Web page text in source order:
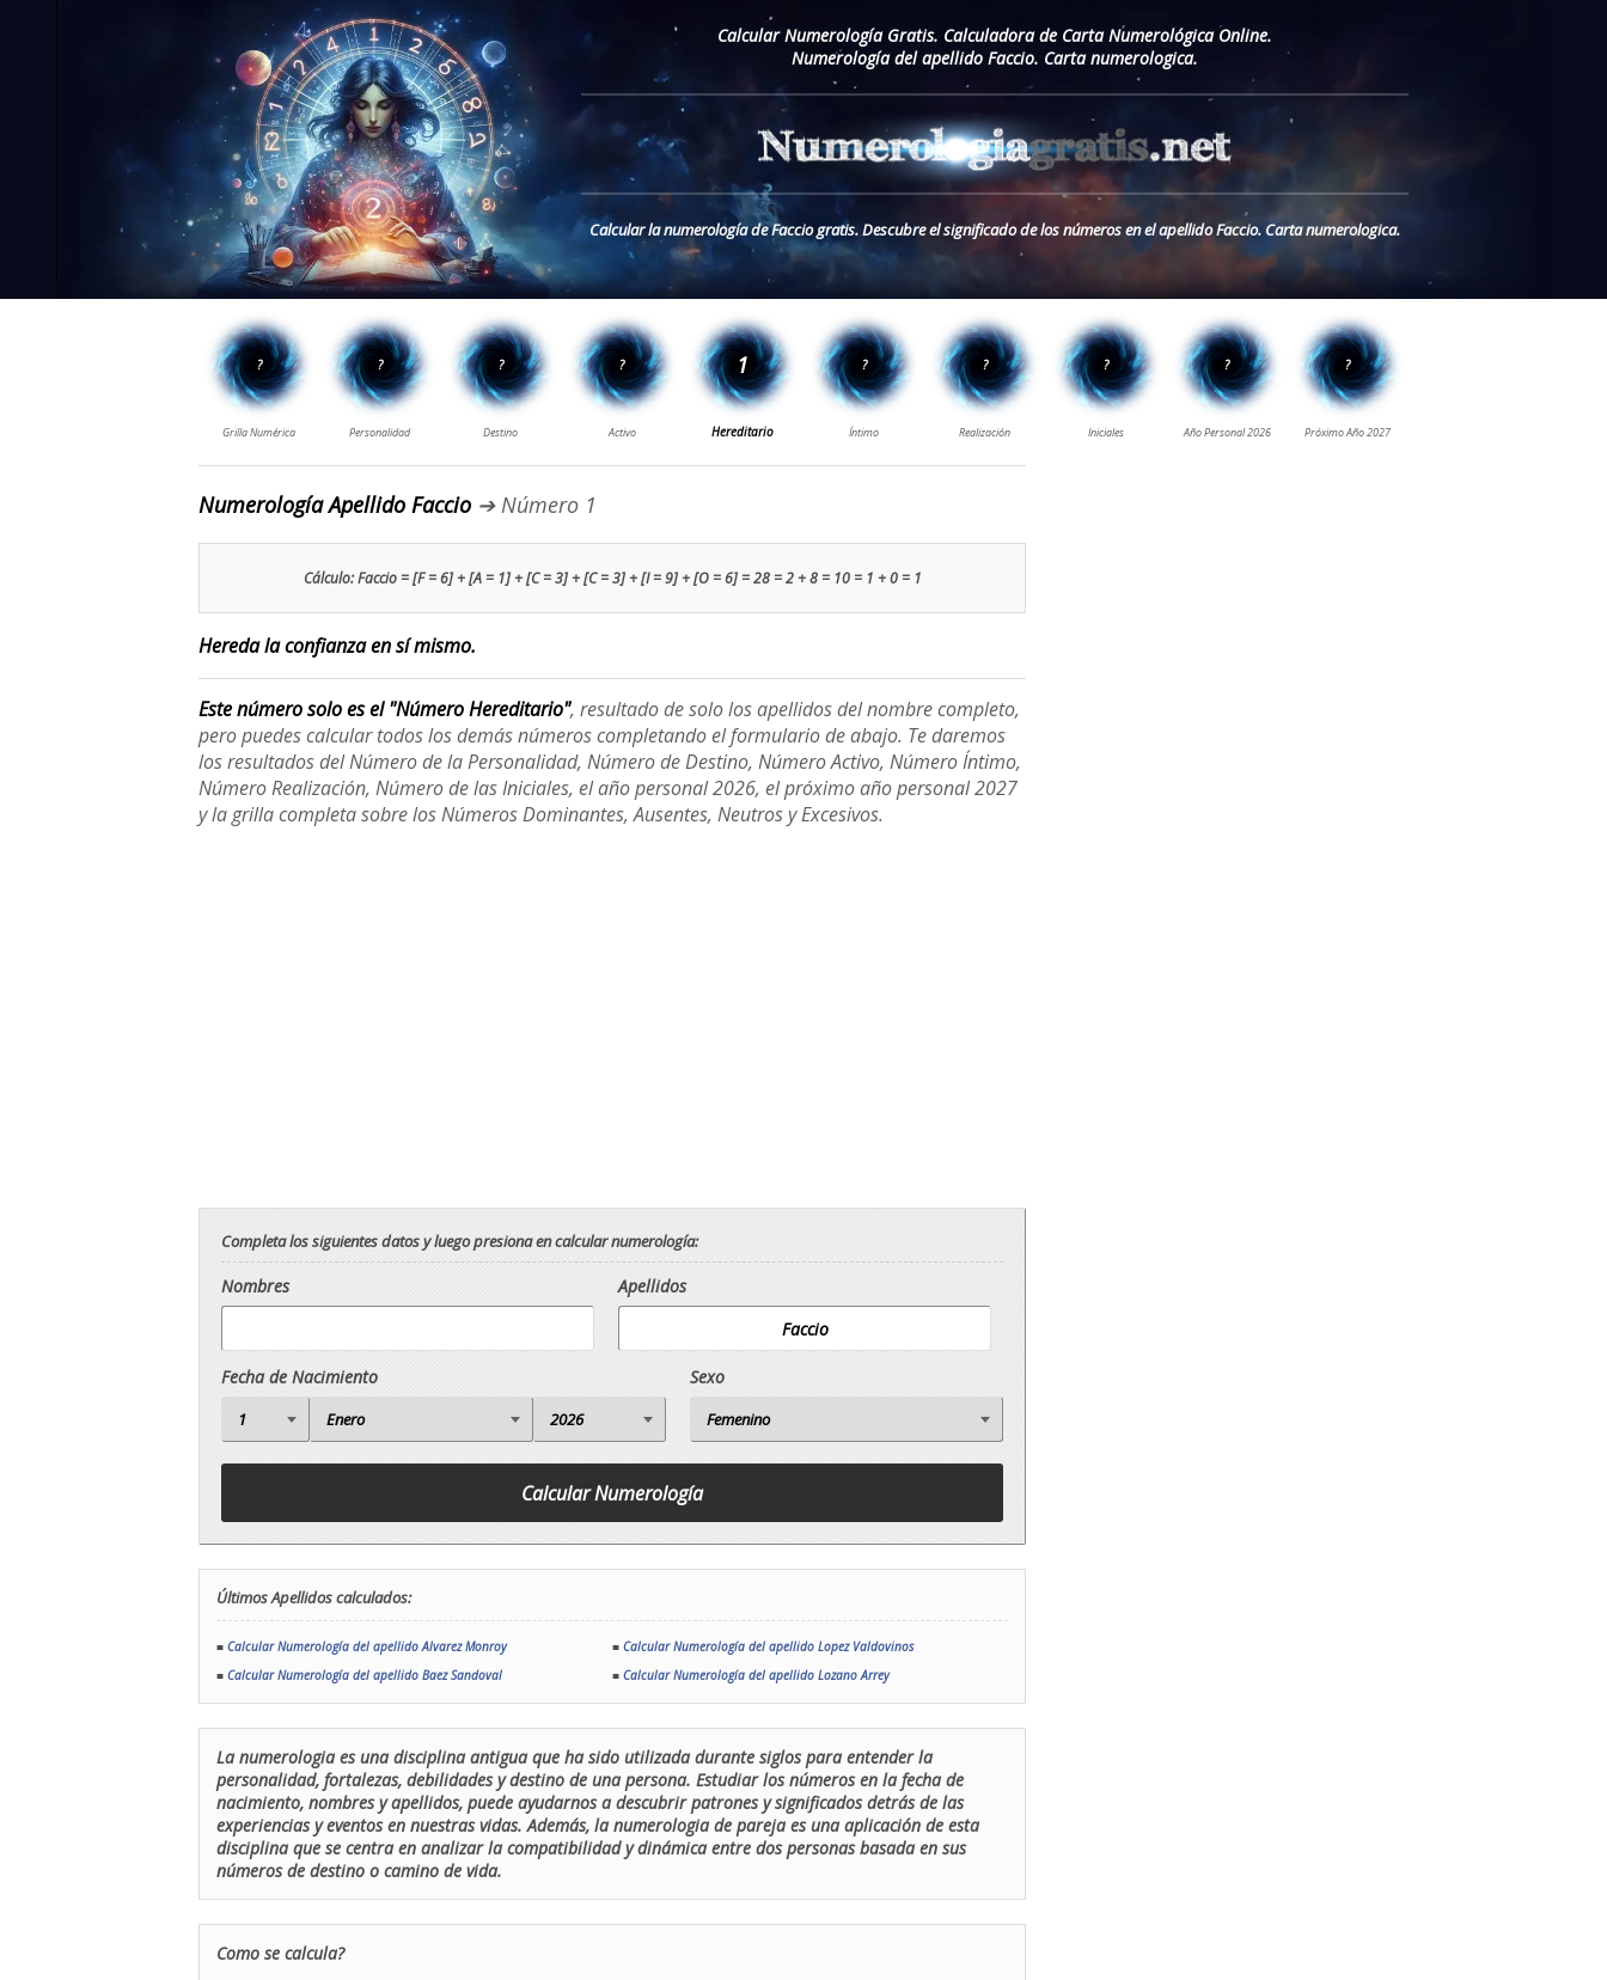
Calcular Numerología Gratis. Calculadora de Carta Numerológica Online.
Numerología del apellido Faccio. Carta numerologica.
Calcular la numerología de Faccio gratis. Descubre el significado de los números en el apellido Faccio. Carta numerologica.
Numerología Apellido Faccio ➔ Número 1
Cálculo: Faccio = [F = 6] + [A = 1] + [C = 3] + [C = 3] + [I = 9] + [O = 6] = 28 = 2 + 8 = 10 = 1 + 0 = 1
Hereda la confianza en sí mismo.
Este número solo es el "Número Hereditario", resultado de solo los apellidos del nombre completo,
pero puedes calcular todos los demás números completando el formulario de abajo. Te daremos
los resultados del Número de la Personalidad, Número de Destino, Número Activo, Número Íntimo,
Número Realización, Número de las Iniciales, el año personal 2026, el próximo año personal 2027
y la grilla completa sobre los Números Dominantes, Ausentes, Neutros y Excesivos.
Completa los siguientes datos y luego presiona en calcular numerología:
Nombres Apellidos
Fecha de Nacimiento Sexo
Últimos Apellidos calculados:
■ Calcular Numerología del apellido Alvarez Monroy ■ Calcular Numerología del apellido Lopez Valdovinos
■ Calcular Numerología del apellido Baez Sandoval ■ Calcular Numerología del apellido Lozano Arrey
La numerologia es una disciplina antigua que ha sido utilizada durante siglos para entender la
personalidad, fortalezas, debilidades y destino de una persona. Estudiar los números en la fecha de
nacimiento, nombres y apellidos, puede ayudarnos a descubrir patrones y significados detrás de las
experiencias y eventos en nuestras vidas. Además, la numerologia de pareja es una aplicación de esta
disciplina que se centra en analizar la compatibilidad y dinámica entre dos personas basada en sus
números de destino o camino de vida.
Como se calcula?